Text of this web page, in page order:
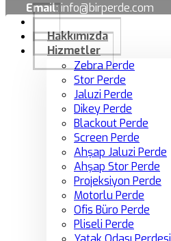
Email:info@birperde.com
Hakkımızda
Hizmetler
Zebra Perde
Stor Perde
Jaluzi Perde
Dikey Perde
Blackout Perde
Screen Perde
Ahşap Jaluzi Perde
Ahşap Stor Perde
Projeksiyon Perde
Motorlu Perde
Ofis Büro Perde
Pliseli Perde